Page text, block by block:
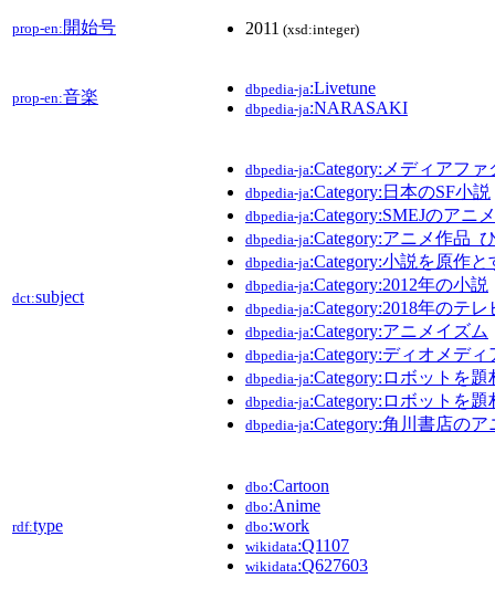
prop-en: 開始号 2011 (xsd:integer)
prop-en:音楽 dbpedia-ja:Livetune
dbpedia-ja:NARASAKI
dct:subject
dbpedia-ja:Category:メディアフ
dbpedia-ja:Category:日本のSF小説
dbpedia-ja:Category:SMEJのアニ
dbpedia-ja:Category:アニメ作品_
dbpedia-ja:Category:小説を原作
dbpedia-ja:Category:2012年の小説
dbpedia-ja:Category:2018年のテ
dbpedia-ja:Category:アニメイズム
dbpedia-ja:Category:ディオメディ
dbpedia-ja:Category:ロボットを
dbpedia-ja:Category:ロボットを
dbpedia-ja:Category:角川書店の
rdf:type
dbo:Cartoon
dbo:Anime
dbo:work
wikidata:Q1107
wikidata:Q627603